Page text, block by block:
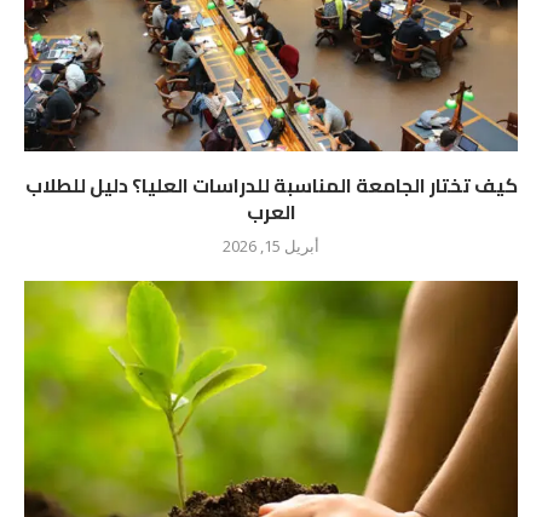
كيف تختار الجامعة المناسبة للدراسات العليا؟ دليل للطلاب
العرب
أبريل 15, 2026